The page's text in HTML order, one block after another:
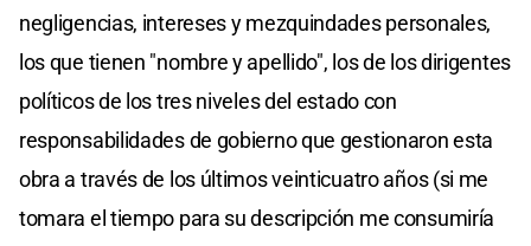
negligencias, intereses y mezquindades personales,
los que tienen "nombre y apellido", los de los dirigentes
políticos de los tres niveles del estado con
responsabilidades de gobierno que gestionaron esta
obra a través de los últimos veinticuatro años (si me
tomara el tiempo para su descripción me consumiría